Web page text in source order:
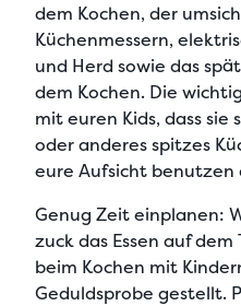
dem Kochen, der
Küchenmessern,
und Herd sowie das
dem Kochen. Die
mit euren Kids, dass sie
oder anderes spitzes
eure Aufsicht benutzen
Genug Zeit einplanen:
zuck das Essen auf
beim Kochen mit
Geduldsprobe gestellt.